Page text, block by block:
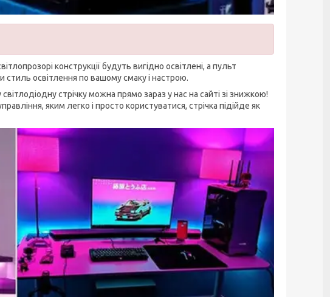
конструкції будуть вигідно освітлені, а пульт
стиль освітлення по вашому смаку і настрою.
стрічку можна прямо зараз у нас на сайті зі знижкою!
яким легко і просто користуватися, стрічка підійде як